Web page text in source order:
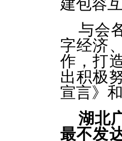
建包容
与会
字经济
作，打
出积极
宣言》
湖北
最不发